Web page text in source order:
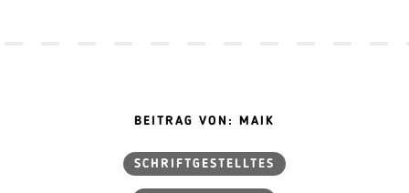
BEITRAG VON: MAIK
SCHRIFTGESTELLTES